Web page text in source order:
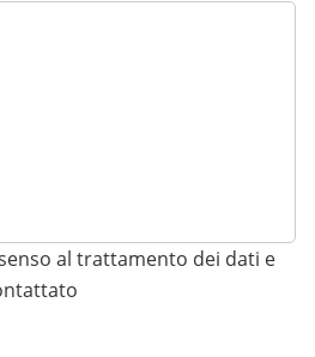
al trattamento dei dati e